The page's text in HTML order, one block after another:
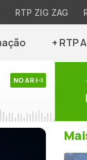
RTP ZIG ZAG
+ RTP
NO AR